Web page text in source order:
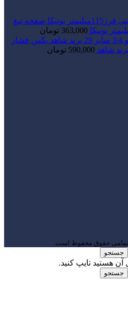
صفحه تیغ
363,000 تومان
بکس فشار
590,000 تومان
حقوق محفوظ است.
جستجو
آن هستید تایپ کنید.
جستجو